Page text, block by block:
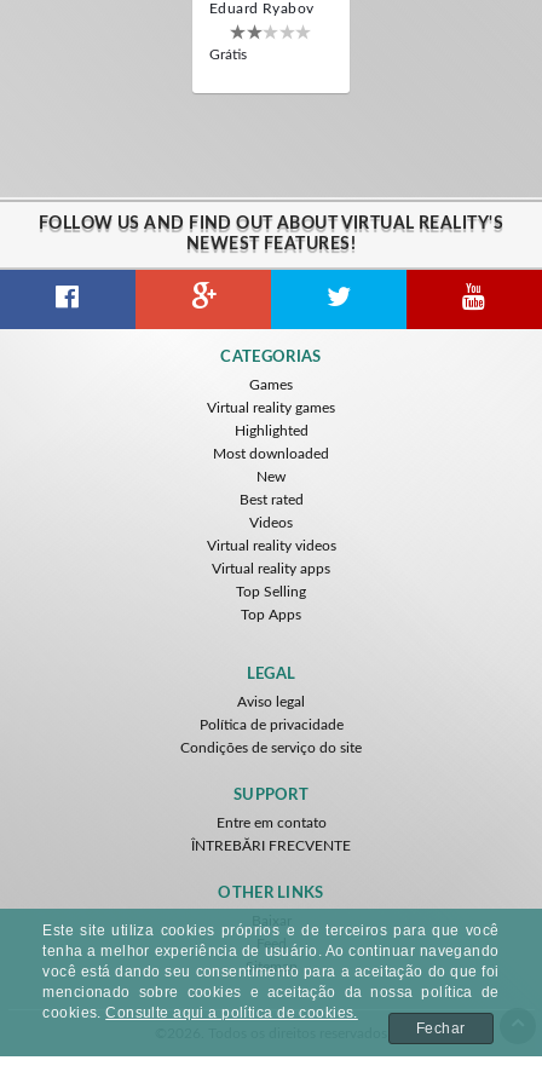
Eduard Ryabov
Grátis
FOLLOW US AND FIND OUT ABOUT VIRTUAL REALITY'S
NEWEST FEATURES!
CATEGORIAS
Games
Virtual reality games
Highlighted
Most downloaded
New
Best rated
Videos
Virtual reality videos
Virtual reality apps
Top Selling
Top Apps
LEGAL
Aviso legal
Política de privacidade
Condições de serviço do site
SUPPORT
Entre em contato
ÎNTREBĂRI FRECVENTE
OTHER LINKS
Sitemap
Este site utiliza cookies próprios e de terceiros para que você
tenha a melhor experiência de usuário. Ao continuar navegando
você está dando seu consentimento para a aceitação do que foi
mencionado sobre cookies e aceitação da nossa política de
cookies.Consulte aqui a política de cookies.
Fechar